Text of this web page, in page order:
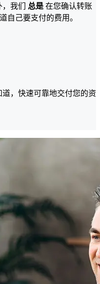
我们 总是在您确认转账
自己要支付的费用。
道，快速可靠地交付您的资